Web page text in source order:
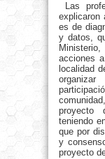
Las
es de
y datos,
acciones
localidad
proyecto
teniendo
que por
y
proyecto